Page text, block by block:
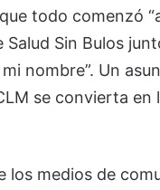
todo comenzó
Salud Sin Bulos
nombre”. Un
se convierta
los medios de